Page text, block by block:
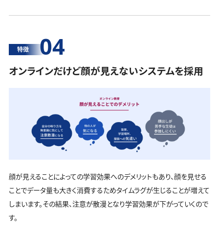
特徴 04
オンラインだけど顔が見えないシステムを採用
顔が見えることによっての学習効果へのデメリットもあり、顔を見せる
ことでデータ量も大きく消費するためタイムラグが生じることが増えて
しまいます。その結果、注意が散漫となり学習効果が下がっていくので
す。